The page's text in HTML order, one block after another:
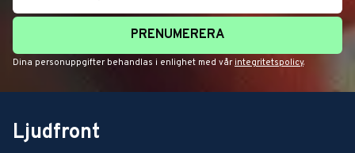
PRENUMERERA
Dina personuppgifter behandlas i enlighet med vår integritetspolicy.
Ljudfront